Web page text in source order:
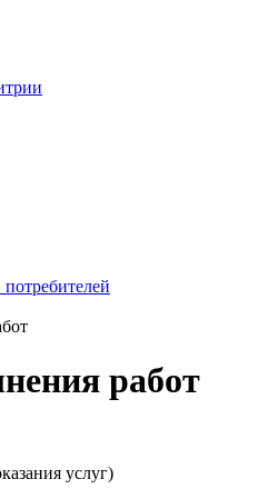
работ
услуг)